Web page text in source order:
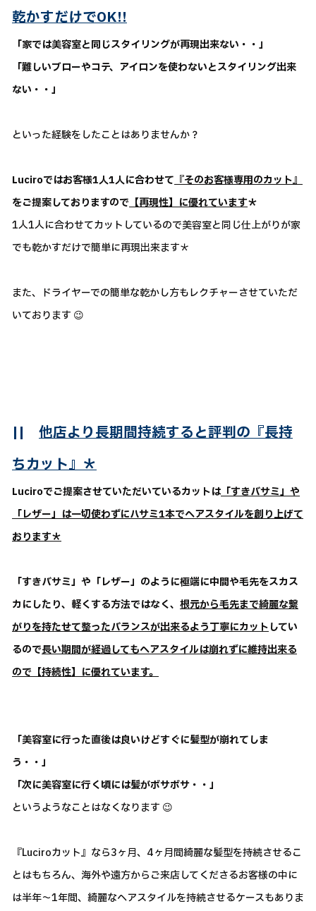
乾かすだけでOK!!
「家では美容室と同じスタイリングが再現出来ない・・」
「難しいブローやコテ、アイロンを使わないとスタイリング出来
ない・・」
といった経験をしたことはありませんか？
Luciroではお客様1人1人に合わせて『そのお客様専用のカット』
をご提案しておりますので【再現性】に優れています＊
1人1人に合わせてカットしているので美容室と同じ仕上がりが家
でも乾かすだけで簡単に再現出来ます＊
また、ドライヤーでの簡単な乾かし方もレクチャーさせていただ
いております 😉
|| 他店より長期間持続すると評判の『長持
ちカット』＊
Luciroでご提案させていただいているカットは「すきバサミ」や
「レザー」は一切使わずにハサミ1本でヘアスタイルを創り上げて
おります＊
「すきバサミ」や「レザー」のように極端に中間や毛先をスカス
カにしたり、軽くする方法ではなく、 根元から毛先まで綺麗な繋
がりを持たせて整ったバランスが出来るよう丁寧にカットしてい
るので長い期間が経過してもヘアスタイルは崩れずに維持出来る
ので【持続性】に優れています。
「美容室に行った直後は良いけどすぐに髪型が崩れてしま
う・・」
「次に美容室に行く頃には髪がボサボサ・・」
というようなことはなくなります 😉
『Luciroカット』なら3ヶ月、4ヶ月間綺麗な髪型を持続させるこ
とはもちろん、海外や遠方からご来店してくださるお客様の中に
は半年～1年間、綺麗なヘアスタイルを持続させるケースもありま